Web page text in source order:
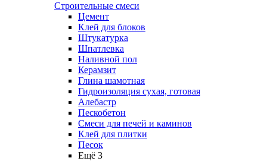
Строительные смеси
Цемент
Клей для блоков
Штукатурка
Шпатлевка
Наливной пол
Керамзит
Глина шамотная
Гидроизоляция сухая, готовая
Алебастр
Пескобетон
Смеси для печей и каминов
Клей для плитки
Песок
Ещё 3